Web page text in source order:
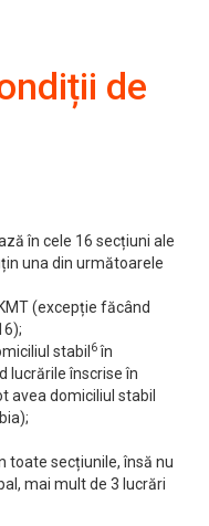
de
în cele 16 secțiuni ale
una din următoarele
(excepție făcând
stabil 6în
lucrările înscrise în
avea domiciliul stabil
toate secțiunile, însă nu
mai mult de 3 lucrări